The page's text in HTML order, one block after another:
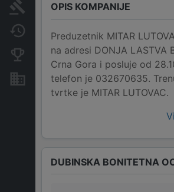
Arhiva sudskih objava
Promjene
Konkurentne kompanije
Nekretnine i imovina
OPIS KOMPANIJE
Preduzetnik MITAR
na adresi DONJA LASTVA
Crna Gora i posluje od
telefon je 032670635.
tvrtke je MITAR LUTOVAC.
DUBINSKA BONITETNA